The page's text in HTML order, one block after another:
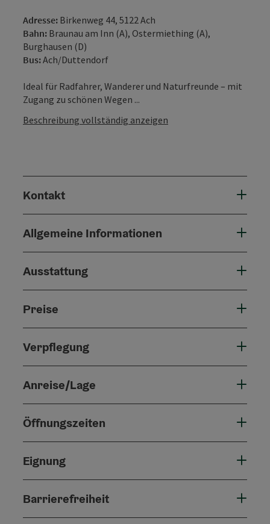
Adresse: Birkenweg 44, 5122 Ach
Bahn: Braunau am Inn (A), Ostermiething (A),
Burghausen (D)
Bus:Ach/Duttendorf
Ideal für Radfahrer, Wanderer und Naturfreunde – mit
Zugang zu schönen Wegen ...
Beschreibung vollständig anzeigen
Kontakt
Allgemeine Informationen
Ausstattung
Preise
Verpflegung
Anreise/Lage
Öffnungszeiten
Eignung
Barrierefreiheit